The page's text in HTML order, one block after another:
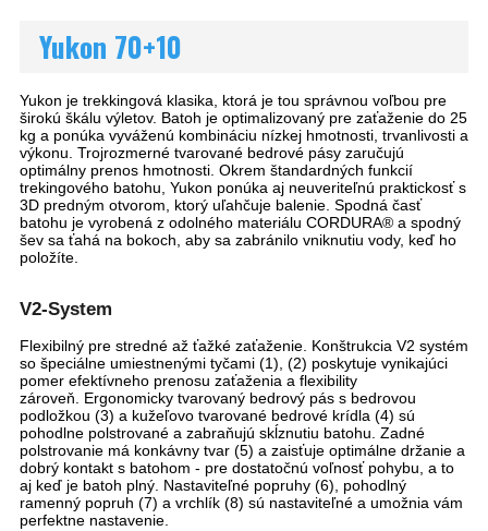
Yukon 70+10
Yukon je trekkingová klasika, ktorá je tou správnou voľbou pre
širokú škálu výletov. Batoh je optimalizovaný pre zaťaženie do 25
kg a ponúka vyváženú kombináciu nízkej hmotnosti, trvanlivosti a
výkonu. Trojrozmerné tvarované bedrové pásy zaručujú
optimálny prenos hmotnosti. Okrem štandardných funkcií
trekingového batohu, Yukon ponúka aj neuveriteľnú praktickosť s
3D predným otvorom, ktorý uľahčuje balenie. Spodná časť
batohu je vyrobená z odolného materiálu CORDURA® a spodný
šev sa ťahá na bokoch, aby sa zabránilo vniknutiu vody, keď ho
položíte.
V2-System
Flexibilný pre stredné až ťažké zaťaženie. Konštrukcia V2 systém
so špeciálne umiestnenými tyčami (1), (2) poskytuje vynikajúci
pomer efektívneho prenosu zaťaženia a flexibility
zároveň. Ergonomicky tvarovaný bedrový pás s bedrovou
podložkou (3) a kužeľovo tvarované bedrové krídla (4) sú
pohodlne polstrované a zabraňujú skĺznutiu batohu. Zadné
polstrovanie má konkávny tvar (5) a zaisťuje optimálne držanie a
dobrý kontakt s batohom - pre dostatočnú voľnosť pohybu, a to
aj keď je batoh plný. Nastaviteľné popruhy (6), pohodlný
ramenný popruh (7) a vrchlík (8) sú nastaviteľné a umožnia vám
perfektne nastavenie.